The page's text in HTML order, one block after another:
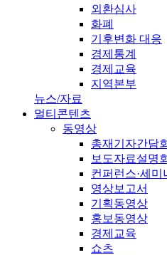
외환심사
화폐
기후변화 대응
경제통계
경제교육
지역본부
뉴스/자료
멀티콘텐츠
동영상
총재기자간담회
보도자료설명회
컨퍼런스·세미
영상보고서
기획동영상
홍보동영상
경제교육
쇼츠